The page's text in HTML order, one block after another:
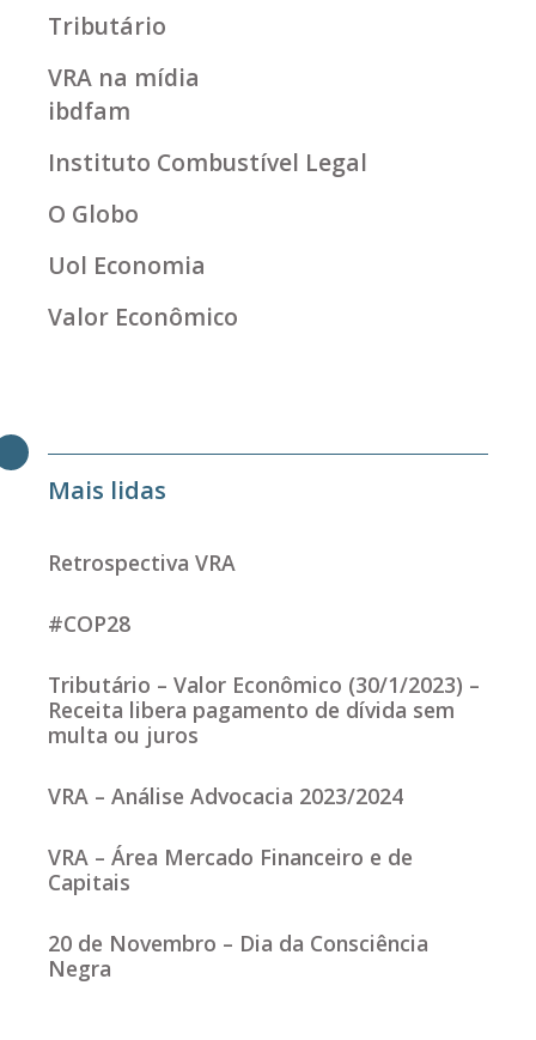
Tributário
VRA na mídia
ibdfam
Instituto Combustível Legal
O Globo
Uol Economia
Valor Econômico
Mais lidas
Retrospectiva VRA
#COP28
Tributário – Valor Econômico (30/1/2023) –
Receita libera pagamento de dívida sem
multa ou juros
VRA – Análise Advocacia 2023/2024
VRA – Área Mercado Financeiro e de
Capitais
20 de Novembro – Dia da Consciência
Negra